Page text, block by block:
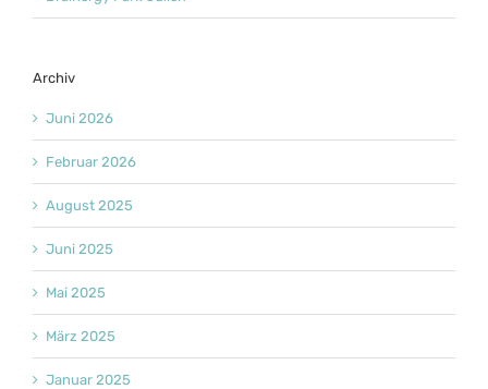
Archiv
Juni 2026
Februar 2026
August 2025
Juni 2025
Mai 2025
März 2025
Januar 2025